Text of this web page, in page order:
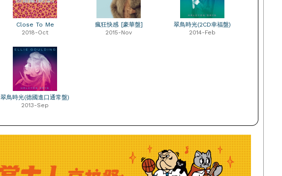
Close To Me
2018-Oct
瘋狂快感 [豪華盤]
2015-Nov
翠鳥時光(2CD幸福盤)
2014-Feb
翠鳥時光(德國進口通常盤)
2013-Sep
(
【
(